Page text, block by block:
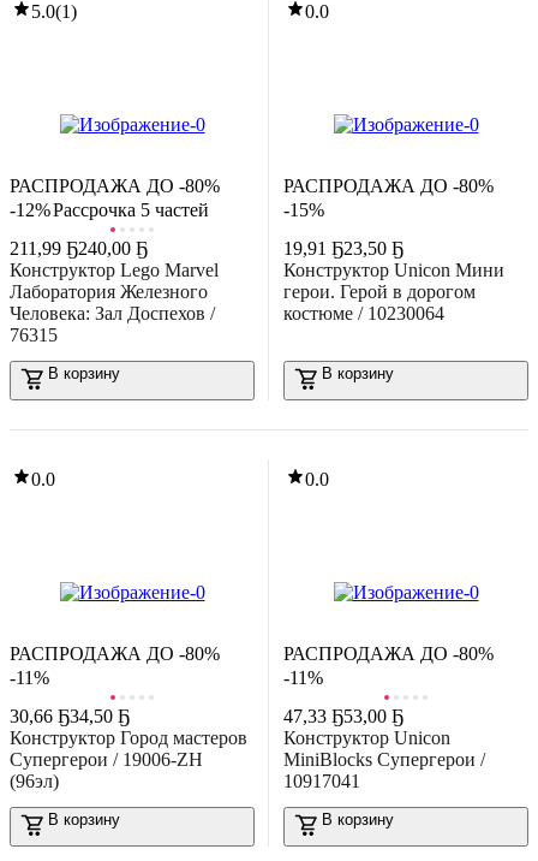
, 69 Ҕ70,20 Ҕ
управляемый Эврики Животные / 3584356
,09 Ҕ
управляемый Эврики Спецтехника / 3584364
В корзину
5.0(1)
5.0(1)
-12%Рассрочка 5 частей
РАСПРОДАЖА ДО -80%
211 ,99 Ҕ240,00 Ҕ
Конструктор Lego Marvel
Лаборатория Железного
Человека: Зал Доспехов /
76315
В корзину
0.0
-15%
РАСПРОДАЖА ДО -80%
19,91 Ҕ23,50 Ҕ
Конструктор Unicon Мини
герои. Герой в дорогом
костюме / 10230064
В корзину
0.0
-11%
РАСПРОДАЖА ДО -80%
30,66 Ҕ34,50 Ҕ
Конструктор Город мастеров
Супергерои / 19006-ZH
(96эл)
В корзину
0.0
-11%
РАСПРОДАЖА ДО -80%
47,33 Ҕ53,00 Ҕ
Конструктор Unicon
MiniBlocks Супергерои /
10917041
В корзину